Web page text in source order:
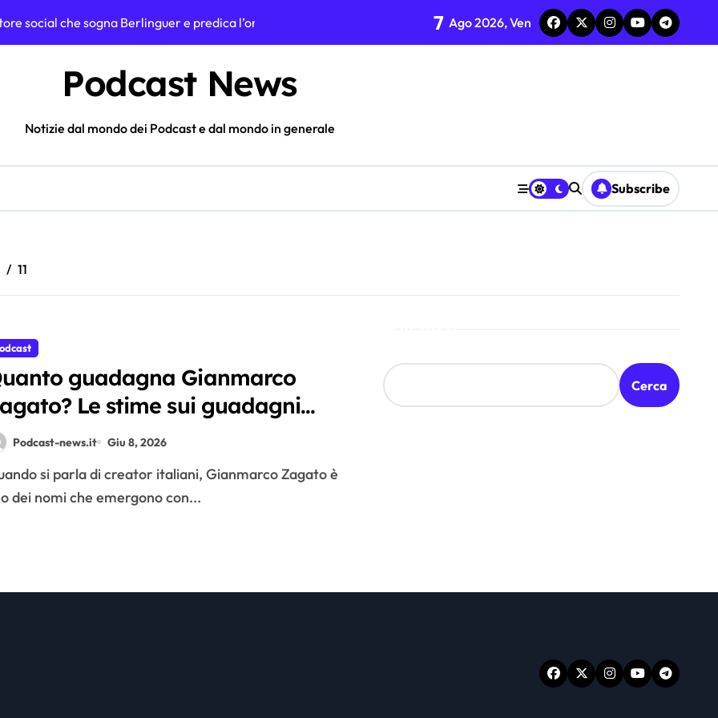
social che sogna Berlinguer e predica l’ordinarietà
500 sigarette elettroniche usa e getta: il test che apre una riflessione sul riciclo
icona social e volto “sexy” che ha rivoluzionato lo skate femminile
l’incredibile esperimento di LabCoatz
Le stime sui guadagni dello youtuber da oltre 2 milioni di iscritti
7 Ago 2026, Ven
Podcast News
Notizie dal mondo dei Podcast e dal mondo in generale
Subscribe
11
guadagna Gianmarco
Le stime sui guadagni
youtuber da oltre 2 milioni di
Podcast-news.it Giu 8, 2026
dei nomi che emergono con...
Cerca